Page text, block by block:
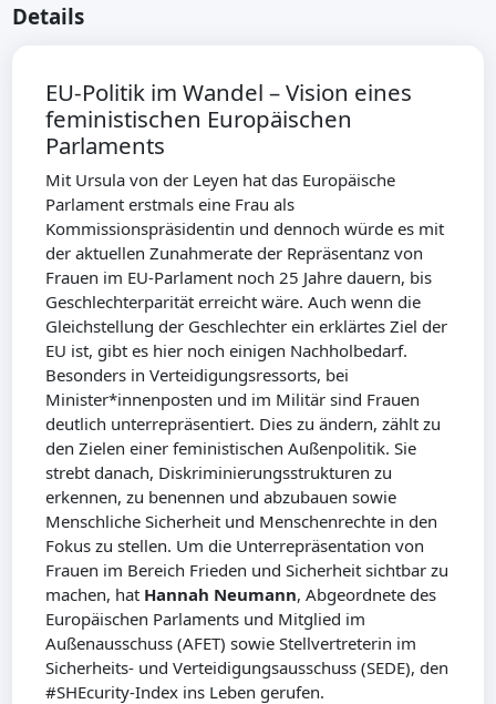
Details
EU-Politik im Wandel – Vision eines
feministischen Europäischen
Parlaments
Mit Ursula von der Leyen hat das Europäische
Parlament erstmals eine Frau als
Kommissionspräsidentin und dennoch würde es mit
der aktuellen Zunahmerate der Repräsentanz von
Frauen im EU-Parlament noch 25 Jahre dauern, bis
Geschlechterparität erreicht wäre. Auch wenn die
Gleichstellung der Geschlechter ein erklärtes Ziel der
EU ist, gibt es hier noch einigen Nachholbedarf.
Besonders in Verteidigungsressorts, bei
Minister*innenposten und im Militär sind Frauen
deutlich unterrepräsentiert. Dies zu ändern, zählt zu
den Zielen einer feministischen Außenpolitik. Sie
strebt danach, Diskriminierungsstrukturen zu
erkennen, zu benennen und abzubauen sowie
Menschliche Sicherheit und Menschenrechte in den
Fokus zu stellen. Um die Unterrepräsentation von
Frauen im Bereich Frieden und Sicherheit sichtbar zu
machen, hat Hannah Neumann, Abgeordnete des
Europäischen Parlaments und Mitglied im
Außenausschuss (AFET) sowie Stellvertreterin im
Sicherheits- und Verteidigungsausschuss (SEDE), den
#SHEcurity-Index ins Leben gerufen.